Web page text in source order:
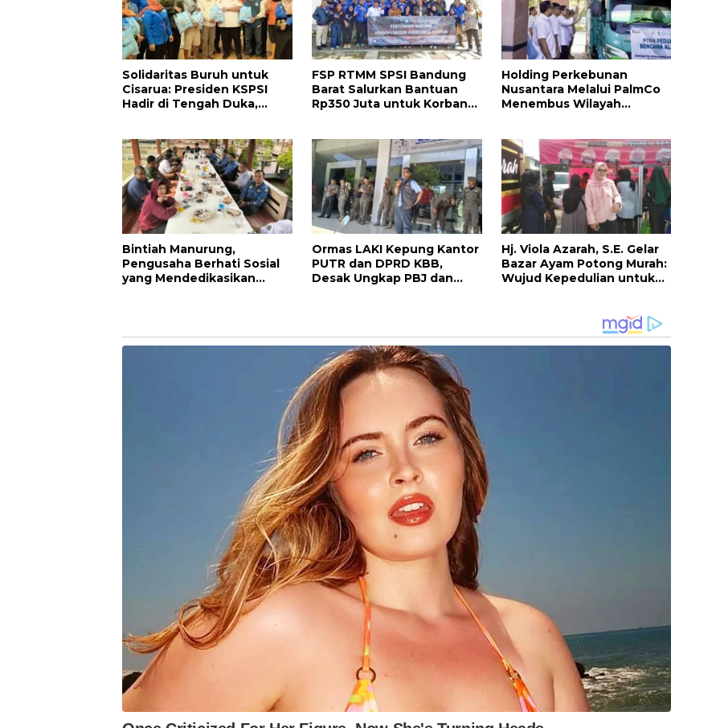
Solidaritas Buruh untuk
Cisarua: Presiden KSPSI
Hadir di Tengah Duka,
Longsor
FSP RTMM SPSI Bandung
Barat Salurkan Bantuan
Rp350 Juta untuk Korban
Holding Perkebunan
Nusantara Melalui PalmCo
Menembus Wilayah
Aceh
Bintiah Manurung,
Pengusaha Berhati Sosial
yang Mendedikasikan
Ormas LAKI Kepung Kantor
PUTR dan DPRD KBB,
Desak Ungkap PBJ dan
Hj. Viola Azarah, S.E. Gelar
Bazar Ayam Potong Murah:
Wujud Kepedulian untuk